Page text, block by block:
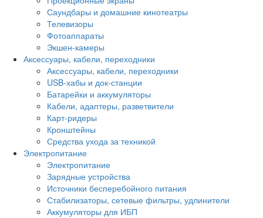
Саундбары и домашние кинотеатры
Телевизоры
Фотоаппараты
Экшен-камеры
Аксессуары, кабели, переходники
Аксессуары, кабели, переходники
USB-хабы и док-станции
Батарейки и аккумуляторы
Кабели, адаптеры, разветвители
Карт-ридеры
Кронштейны
Средства ухода за техникой
Электропитание
Электропитание
Зарядные устройства
Источники бесперебойного питания
Стабилизаторы, сетевые фильтры, удлинители
Аккумуляторы для ИБП